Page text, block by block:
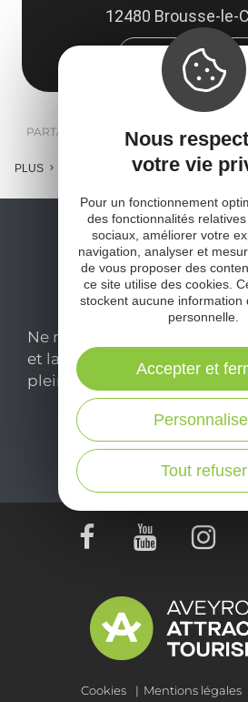
12480 Brousse-le-
Obtenir
PARTAGER : E-MAIL
PLUS
Ne manquez pas notre
et laissez-vous inspirer pour
pleinement de votre séjour
Je m'abonne
Cookies Mentions légales
Nous
votre vie
Pour un fonctionnement
des fonctionnalités
sociaux, améliorer votre
navigation, analyser et
de vous proposer des
ce site utilise des cookies.
stockent aucune information
personnelle.
Tout refuser
Accepter et